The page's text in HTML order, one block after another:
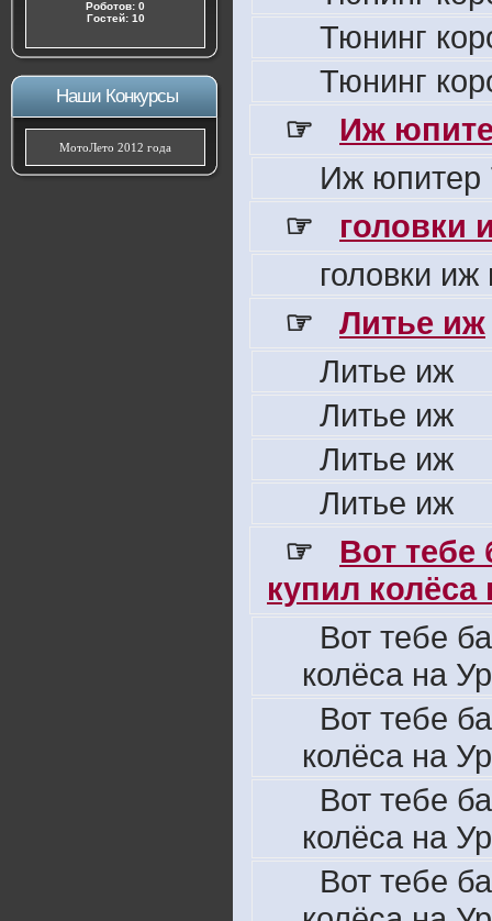
Роботов: 0
Гостей: 10
Наши Конкурсы
МотоЛето 2012 года
Тюнинг
Тюнинг
☞
Иж
Иж юпитер
☞
головки
головки
☞
Литье иж
Литье иж
Литье иж
Литье иж
Литье иж
☞
Вот
купил колёса
Вот тебе
колёса на
Вот тебе
колёса на
Вот тебе
колёса на
Вот тебе